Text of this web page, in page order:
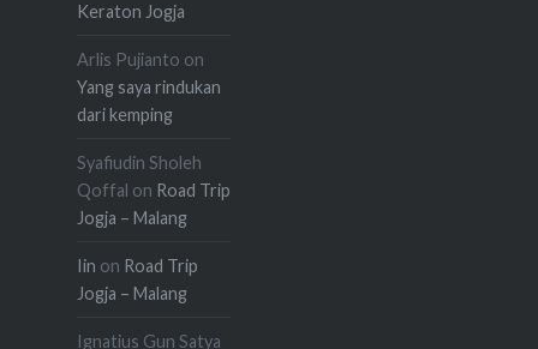
Keraton Jogja
Arlis Pujianto on
Yang saya rindukan
dari kemping
Syafiudin Sholeh
Qoffal on Road Trip
Jogja – Malang
Iin on Road Trip
Jogja – Malang
Ignatius Gun Satya